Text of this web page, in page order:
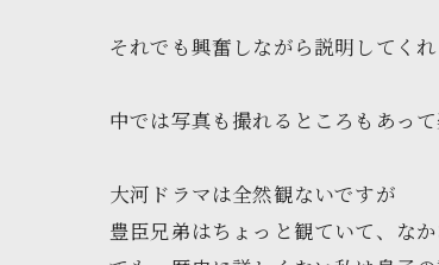
それでも興奮しながら説明してく
中では写真も撮れるところもあって
大河ドラマは全然観ないですが
豊臣兄弟はちょっと観ていて、な